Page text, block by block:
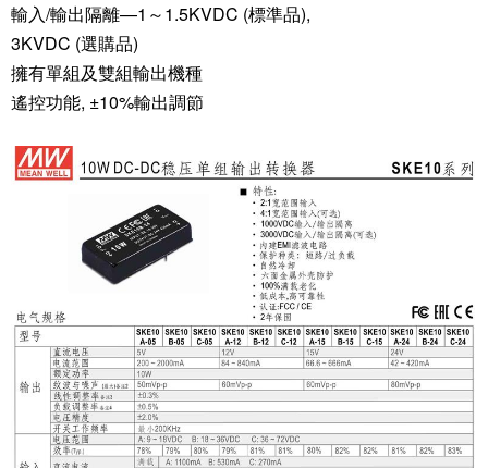
輸入/輸出隔離—1～1.5KVDC (標準品),
3KVDC (選購品)
擁有單組及雙組輸出機種
遙控功能, ±10%輸出調節